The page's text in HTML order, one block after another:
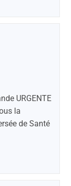
URGENTE
la
de Santé